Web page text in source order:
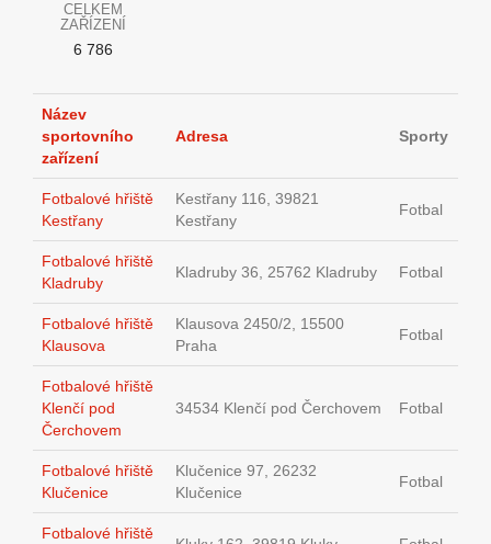
CELKEM
ZAŘÍZENÍ
6 786
Název
sportovního
zařízení
Adresa Sporty
Fotbalové hřiště
Kestřany
Kestřany 116, 39821
Kestřany
Fotbal
Fotbalové hřiště
Kladruby
Kladruby 36, 25762 Kladruby Fotbal
Fotbalové hřiště
Klausova
Klausova 2450/2, 15500
Praha
Fotbal
Fotbalové hřiště
Klenčí pod
Čerchovem
34534 Klenčí pod Čerchovem Fotbal
Fotbalové hřiště
Klučenice
Klučenice 97, 26232
Klučenice
Fotbal
Fotbalové hřiště